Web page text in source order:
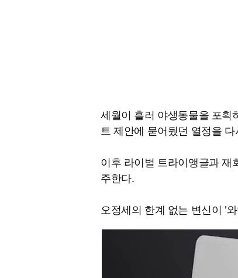
세월이 흘러 야생동물을 포획
트 제안에 묻어뒀던 열정을 다
이후 라이벌 트라이앵글과 재
주한다.
오정세의 한계 없는 변신이 '